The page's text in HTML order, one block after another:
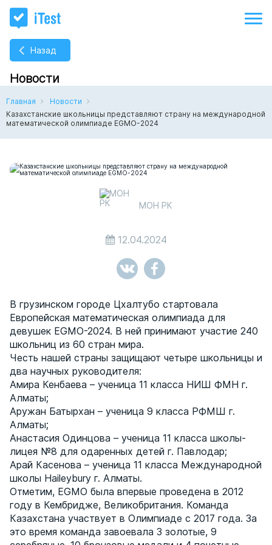
Назад
Новости
Главная
Новости
Казахстанские школьницы представляют страну на международной
математической олимпиаде EGMO-2024
МОН РК
12.04.2024
В грузинском городе Цхалтубо стартовала
Европейская математическая олимпиада для
девушек EGMO-2024. В ней принимают участие 240
школьниц из 60 стран мира.
Честь нашей страны защищают четыре школьницы и
два научных руководителя:
Амира Кенбаева – ученица 11 класса НИШ ФМН г.
Алматы;
Аружан Батырхан – ученица 9 класса РФМШ г.
Алматы;
Анастасия Одинцова – ученица 11 класса школы-
лицея №8 для одаренных детей г. Павлодар;
Арай Касенова – ученица 11 класса Международной
школы Haileybury г. Алматы.
Отметим, EGMO была впервые проведена в 2012
году в Кембридже, Великобритания. Команда
Казахстана участвует в Олимпиаде с 2017 года. За
это время команда завоевала 3 золотые, 9